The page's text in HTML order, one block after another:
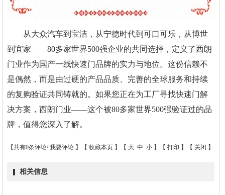
从大众汽车到宝洁，从宁德时代到可口可乐，从博世
到宜家——80多家世界500强企业的共同选择，定义了西朗
门业作为国产一线快速门品牌的实力与地位。这份信赖不
是偶然，而是由过硬的产品品质、完善的全球服务和持续
的复购验证共同铸就的。如果您正在为工厂寻找快速门解
决方案，西朗门业——这个被80多家世界500强验证过的品
牌，值得您深入了解。
【共有0条评论/ 我要评论 】【 收藏本页 】【 大 中 小 】【 打印 】【 关闭 】
相关信息